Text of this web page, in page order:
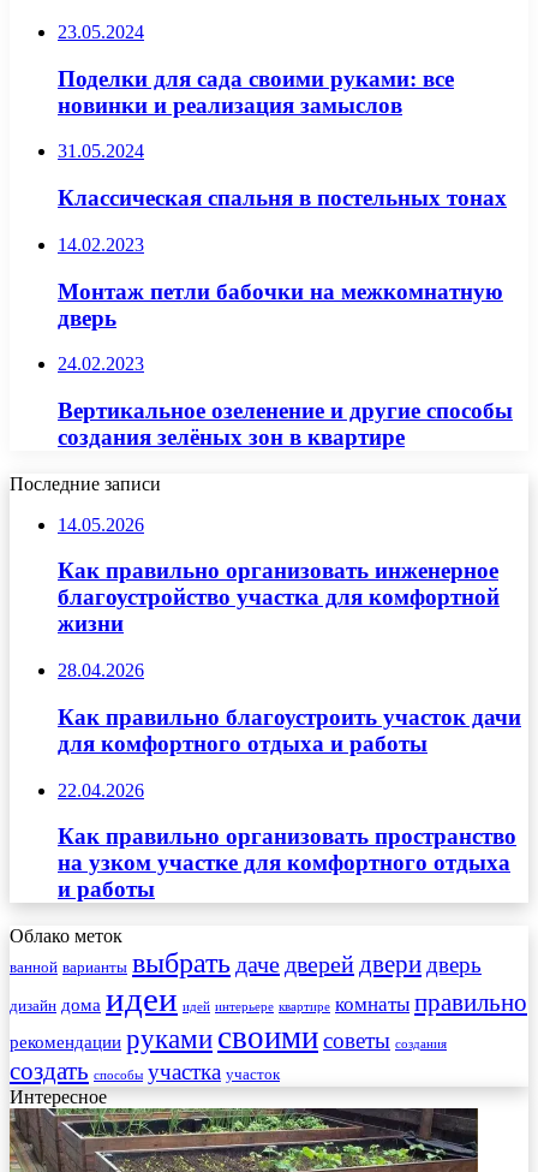
23.05.2024
Поделки для сада своими руками: все
новинки и реализация замыслов
31.05.2024
Классическая спальня в постельных тонах
14.02.2023
Монтаж петли бабочки на межкомнатную
дверь
24.02.2023
Вертикальное озеленение и другие способы
создания зелёных зон в квартире
Последние записи
14.05.2026
Как правильно организовать инженерное
благоустройство участка для комфортной
жизни
28.04.2026
Как правильно благоустроить участок дачи
для комфортного отдыха и работы
22.04.2026
Как правильно организовать пространство
на узком участке для комфортного отдыха
и работы
Облако меток
ванной варианты выбрать даче дверейдвери дверь
дизайн дома идеи идей интерьере квартире комнаты правильно
рекомендации руками своимисоветы создания
создать способы участка участок
Интересное